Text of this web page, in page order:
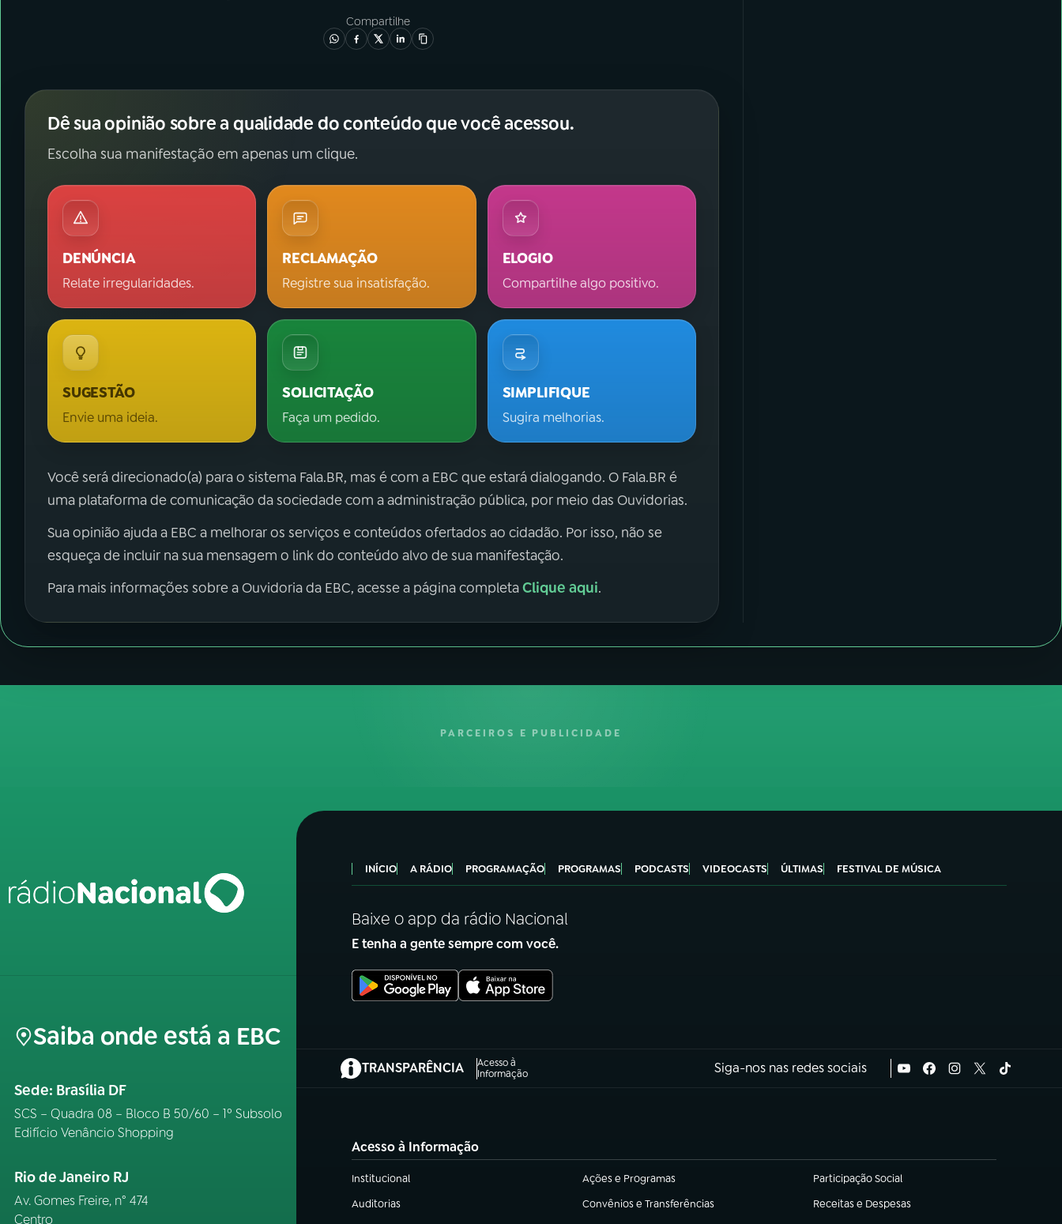
Compartilhe
Dê sua opinião sobre a qualidade do conteúdo que você acessou.
Escolha sua manifestação em apenas um clique.
DENÚNCIA
Relate irregularidades.
RECLAMAÇÃO
Registre sua insatisfação.
ELOGIO
Compartilhe algo positivo.
SUGESTÃO
Envie uma ideia.
SOLICITAÇÃO
Faça um pedido.
SIMPLIFIQUE
Sugira melhorias.
Você será direcionado(a) para o sistema Fala.BR, mas é com a EBC que estará dialogando. O Fala.BR é
uma plataforma de comunicação da sociedade com a administração pública, por meio das Ouvidorias.
Sua opinião ajuda a EBC a melhorar os serviços e conteúdos ofertados ao cidadão. Por isso, não se
esqueça de incluir na sua mensagem o link do conteúdo alvo de sua manifestação.
Para mais informações sobre a Ouvidoria da EBC, acesse a página completaClique aqui.
PARCEIROS E PUBLICIDADE
Saiba onde está a EBC
Sede: Brasília DF
SCS – Quadra 08 – Bloco B 50/60 – 1º Subsolo
Edifício Venâncio Shopping
Rio de Janeiro RJ
Av. Gomes Freire, n° 474
Centro
INÍCIO A RÁDIO PROGRAMAÇÃO PROGRAMAS PODCASTS VIDEOCASTS ÚLTIMAS FESTIVAL DE MÚSICA
Baixe o app da rádio Nacional
E tenha a gente sempre com você.
TRANSPARÊNCIA
Acesso à
Informação
(abre em nova aba) Siga-nos nas redes sociais
Acesso à Informação
Institucional
(abre em nova aba) Ações e Programas
(abre em nova aba) Participação Social
(abre em nova aba)
Auditorias
(abre em nova aba) Convênios e Transferências
(abre em nova aba) Receitas e Despesas
(abre em nova aba)